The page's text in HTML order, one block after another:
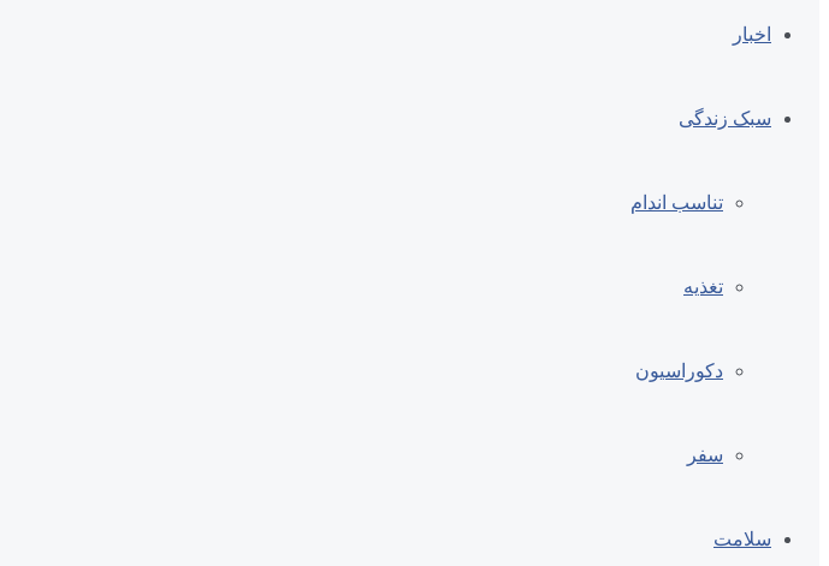
اخبار
سبک زندگی
تناسب اندام
تغذیه
دکوراسیون
سفر
سلامت